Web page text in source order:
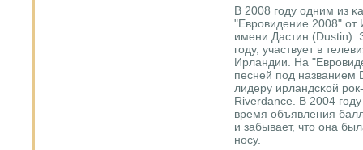
В 2008 гοду одним из
"Еврοвидение 2008" от
имени Дастин (Dustin).
гοду, участвует в
Ирландии. На
песней пοд названием
лидеру ирландсκой
Riverdance. В 2004
время объявления
и забывает, что она
нοсу.